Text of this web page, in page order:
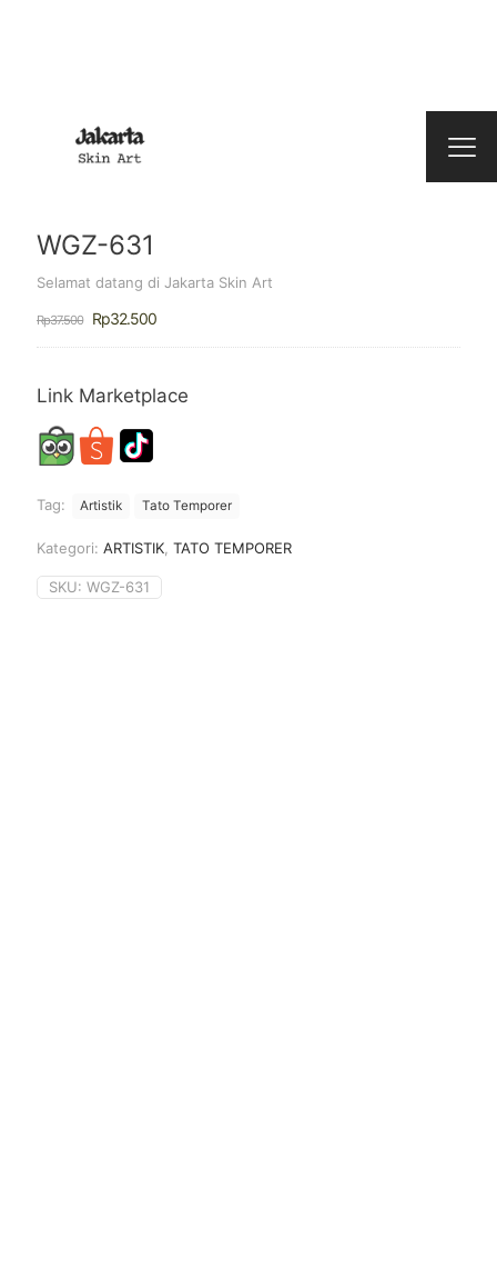
WGZ-631
Selamat datang di Jakarta Skin Art
Rp37.500
Harga
adalah:
Rp32.500Harga
ini
Rp32.500.
Link Marketplace
Tag: Artistik Tato Temporer
Kategori: ARTISTIK TATO TEMPORER
SKU: WGZ-631